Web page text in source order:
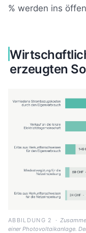
% werden ins
erzeugten
ABBILDUNG 2 ·
einer Photovoltaikanlage.